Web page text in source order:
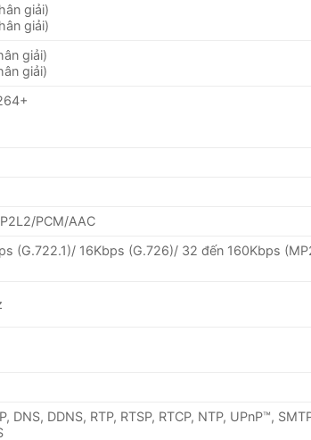
giải)
giải)
giải)
giải)
PCM/AAC
(G.722.1)/ 16Kbps (G.726)/ 32 đến 160Kbps
DNS, DDNS, RTP, RTSP, RTCP, NTP, UPnP™,